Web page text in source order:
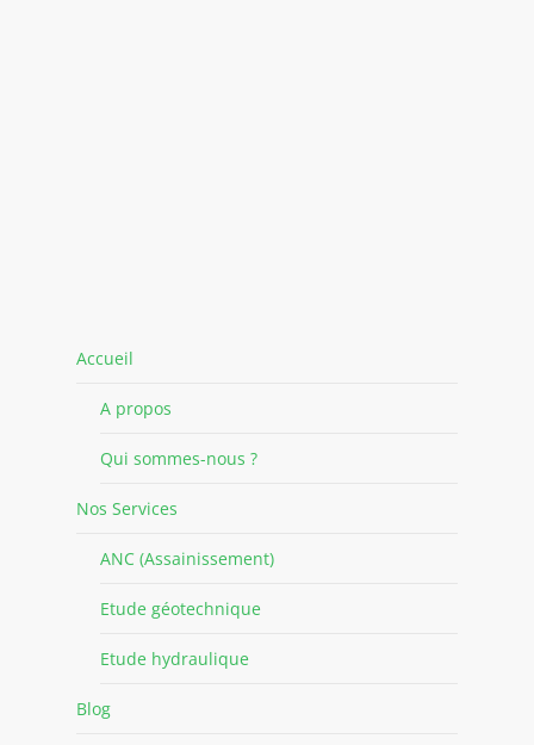
Accueil
A propos
Qui sommes-nous ?
Nos Services
ANC (Assainissement)
Etude géotechnique
Etude hydraulique
Blog